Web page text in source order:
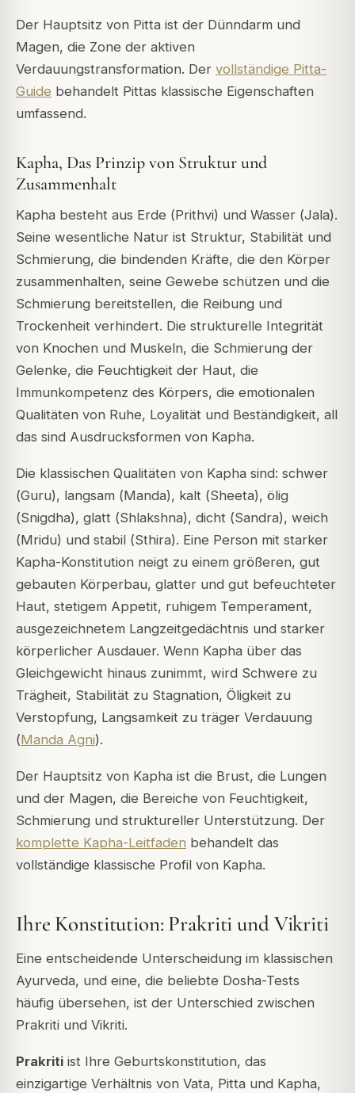
Der Hauptsitz von Pitta ist der Dünndarm und
Magen, die Zone der aktiven
Verdauungstransformation. Der vollständige Pitta-
Guide behandelt Pittas klassische Eigenschaften
umfassend.
Kapha, Das Prinzip von Struktur und
Zusammenhalt
Kapha besteht aus Erde (Prithvi) und Wasser (Jala).
Seine wesentliche Natur ist Struktur, Stabilität und
Schmierung, die bindenden Kräfte, die den Körper
zusammenhalten, seine Gewebe schützen und die
Schmierung bereitstellen, die Reibung und
Trockenheit verhindert. Die strukturelle Integrität
von Knochen und Muskeln, die Schmierung der
Gelenke, die Feuchtigkeit der Haut, die
Immunkompetenz des Körpers, die emotionalen
Qualitäten von Ruhe, Loyalität und Beständigkeit, all
das sind Ausdrucksformen von Kapha.
Die klassischen Qualitäten von Kapha sind: schwer
(Guru), langsam (Manda), kalt (Sheeta), ölig
(Snigdha), glatt (Shlakshna), dicht (Sandra), weich
(Mridu) und stabil (Sthira). Eine Person mit starker
Kapha-Konstitution neigt zu einem größeren, gut
gebauten Körperbau, glatter und gut befeuchteter
Haut, stetigem Appetit, ruhigem Temperament,
ausgezeichnetem Langzeitgedächtnis und starker
körperlicher Ausdauer. Wenn Kapha über das
Gleichgewicht hinaus zunimmt, wird Schwere zu
Trägheit, Stabilität zu Stagnation, Öligkeit zu
Verstopfung, Langsamkeit zu träger Verdauung
(Manda Agni).
Der Hauptsitz von Kapha ist die Brust, die Lungen
und der Magen, die Bereiche von Feuchtigkeit,
Schmierung und struktureller Unterstützung. Der
komplette Kapha-Leitfaden behandelt das
vollständige klassische Profil von Kapha.
Ihre Konstitution: Prakriti und Vikriti
Eine entscheidende Unterscheidung im klassischen
Ayurveda, und eine, die beliebte Dosha-Tests
häufig übersehen, ist der Unterschied zwischen
Prakriti und Vikriti.
Prakriti ist Ihre Geburtskonstitution, das
einzigartige Verhältnis von Vata, Pitta und Kapha,